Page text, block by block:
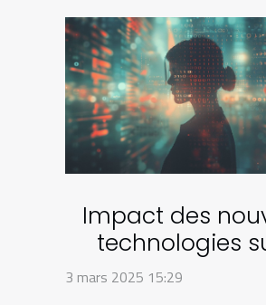
Impact des
technologies
confidentialité
3 mars 2025 15:29